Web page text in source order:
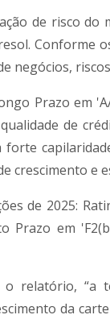
de risco
Conforme
negócios,
Prazo em
de
crescimento e
de 2025:
em
relatório, “a
da